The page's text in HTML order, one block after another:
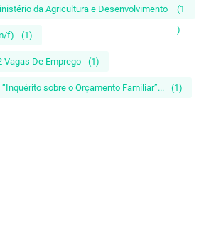
da Agricultura e Desenvolvimento
(1
)
f) (1)
Vagas De Emprego (1)
“Inquérito sobre o Orçamento Familiar”... (1)